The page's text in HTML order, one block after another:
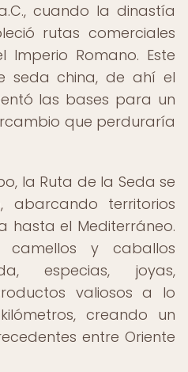
cuando la dinastía
rutas comerciales
Romano. Este
seda china, de ahí el
las bases para un
que perduraría
la Ruta de la Seda se
abarcando territorios
hasta el Mediterráneo.
y caballos
especias, joyas,
valiosos a lo
creando un
entre Oriente